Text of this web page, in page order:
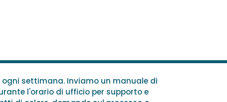
settimana. Inviamo un manuale di
l'orario di ufficio per supporto e